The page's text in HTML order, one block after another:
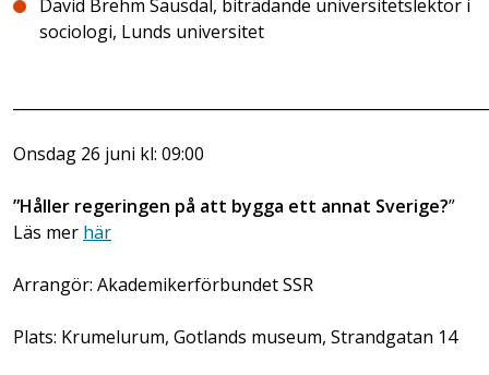
David Brehm Sausdal, biträdande universitetslektor i
sociologi, Lunds universitet
Onsdag 26 juni kl: 09:00
”Håller regeringen på att bygga ett annat Sverige?”
Läs mer här
Arrangör: Akademikerförbundet SSR
Plats: Krumelurum, Gotlands museum, Strandgatan 14